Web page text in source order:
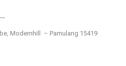
Modernhill – Pamulang 15419